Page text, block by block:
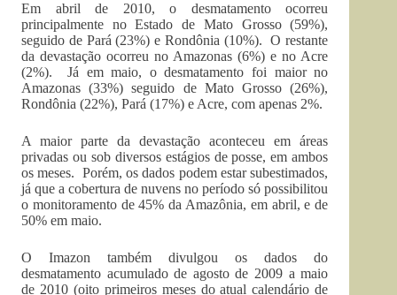
Em abril de 2010, o desmatamento ocorreu
principalmente no Estado de Mato Grosso (59%),
seguido de Pará (23%) e Rondônia (10%). O restante
da devastação ocorreu no Amazonas (6%) e no Acre
(2%). Já em maio, o desmatamento foi maior no
Amazonas (33%) seguido de Mato Grosso (26%),
Rondônia (22%), Pará (17%) e Acre, com apenas 2%.
A maior parte da devastação aconteceu em áreas
privadas ou sob diversos estágios de posse, em ambos
os meses. Porém, os dados podem estar subestimados,
já que a cobertura de nuvens no período só possibilitou
o monitoramento de 45% da Amazônia, em abril, e de
50% em maio.
O Imazon também divulgou os dados do
desmatamento acumulado de agosto de 2009 a maio
de 2010 (oito primeiros meses do atual calendário de